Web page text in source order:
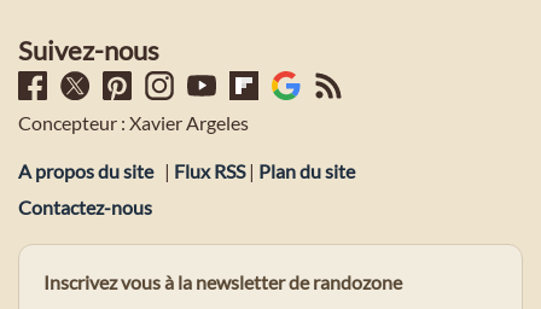
Suivez-nous
Concepteur : Xavier Argeles
A propos du site | Flux RSS| Plan du site
Contactez-nous
Inscrivez vous à la newsletter de randozone